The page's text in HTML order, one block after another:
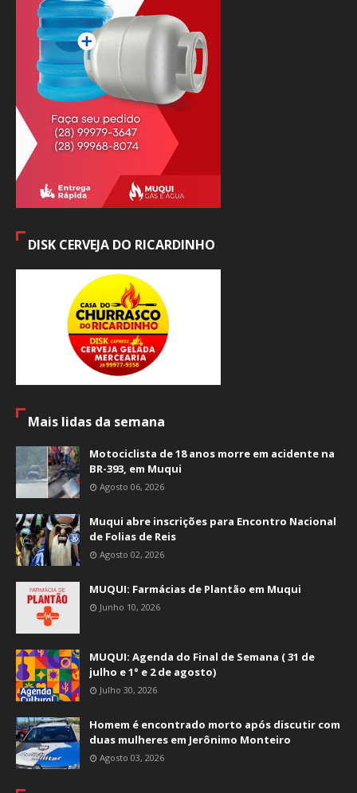
DISK CERVEJA DO RICARDINHO
Mais lidas da semana
Motociclista de 18 anos morre em acidente na
BR-393, em Muqui
Agosto 06, 2026
Muqui abre inscrições para Encontro Nacional
de Folias de Reis
Agosto 02, 2026
MUQUI: Farmácias de Plantão em Muqui
Junho 10, 2026
MUQUI: Agenda do Final de Semana ( 31 de
julho e 1° e 2 de agosto)
Julho 30, 2026
Homem é encontrado morto após discutir com
duas mulheres em Jerônimo Monteiro
Agosto 03, 2026